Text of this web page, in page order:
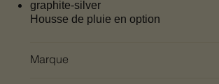
graphite-silver
Housse de pluie en option
Marque